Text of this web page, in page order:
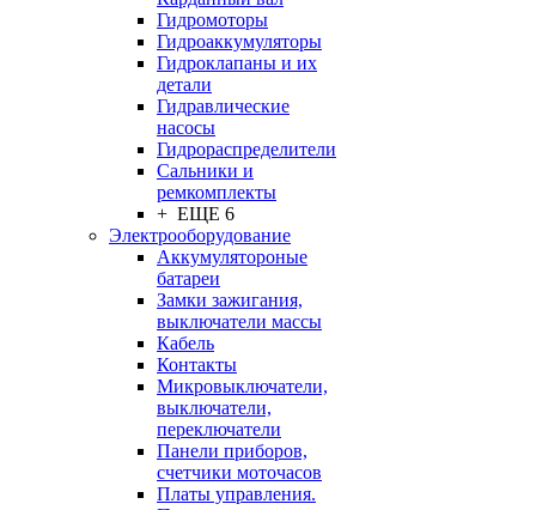
Гидромоторы
Гидроаккумуляторы
Гидроклапаны и их
детали
Гидравлические
насосы
Гидрораспределители
Сальники и
ремкомплекты
+ ЕЩЕ 6
Электрооборудование
Аккумулятороные
батареи
Замки зажигания,
выключатели массы
Кабель
Контакты
Микровыключатели,
выключатели,
переключатели
Панели приборов,
счетчики моточасов
Платы управления.